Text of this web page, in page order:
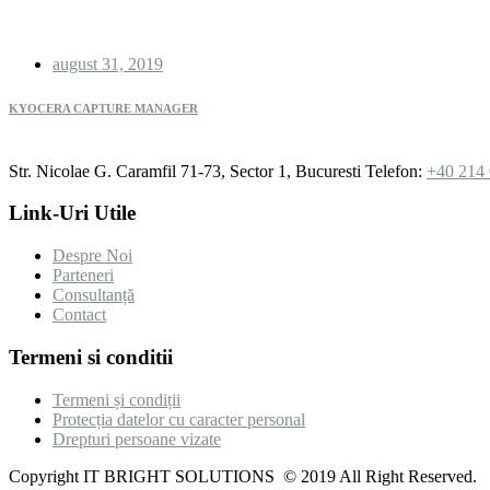
august 31, 2019
KYOCERA CAPTURE MANAGER
Str. Nicolae G. Caramfil 71-73, Sector 1, Bucuresti Telefon: +40 214
Link-Uri Utile
Despre Noi
Parteneri
Consultanță
Contact
Termeni si conditii
Termeni și condiții
Protecția datelor cu caracter personal
Drepturi persoane vizate
Copyright IT BRIGHT SOLUTIONS © 2019 All Right Reserved.